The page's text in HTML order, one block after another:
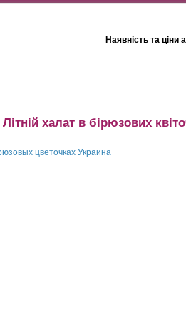
Наявність та ціни
Літній халат в бірюзових